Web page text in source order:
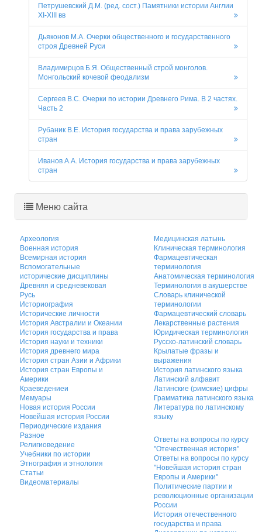
Петрушевский Д.М. (ред. сост.) Памятники истории Англии
XI-XIII вв
Дьяконов М.А. Очерки общественного и государственного
строя Древней Руси
Владимирцов Б.Я. Общественный строй монголов.
Монгольский кочевой феодализм
Сергеев В.С. Очерки по истории Древнего Рима. В 2 частях.
Часть 2
Рубаник В.Е. История государства и права зарубежных
стран
Иванов А.А. История государства и права зарубежных
стран
Меню сайта
Археология
Военная история
Всемирная история
Вспомогательные
исторические дисциплины
Древняя и средневековая
Русь
Историография
Исторические личности
История Австралии и Океании
История государства и права
История науки и техники
История древнего мира
История стран Азии и Африки
История стран Европы и
Америки
Краеведениеи
Мемуары
Новая история России
Новейшая история России
Периодические издания
Разное
Религиоведение
Учебники по истории
Этнография и этнология
Статьи
Видеоматериалы
Медицинская латынь
Клиническая терминология
Фармацевтическая
терминология
Анатомическая терминология
Терминология в акушерстве
Словарь клинической
терминологии
Фармацевтический словарь
Лекарственные растения
Юридическая терминология
Русско-латинский словарь
Крылатые фразы и
выражения
История латинского языка
Латинский алфавит
Латинские (римские) цифры
Грамматика латинского языка
Литература по латинскому
языку
Ответы на вопросы по курсу
"Отечественная история"
Ответы на вопросы по курсу
"Новейшая история стран
Европы и Америки"
Политические партии и
революционные организации
России
История отечественного
государства и права